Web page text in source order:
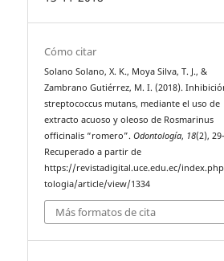
Cómo citar
Solano Solano, X. K., Moya Silva, T. J., &
Zambrano Gutiérrez, M. I. (2018).
streptococcus mutans, mediante el uso de
extracto acuoso y oleoso de Rosmarinus
officinalis “romero”.Odontología, 18(2),
Recuperado a partir de
https://revistadigital.uce.edu.ec/
tologia/article/view/1334
Más formatos de cita